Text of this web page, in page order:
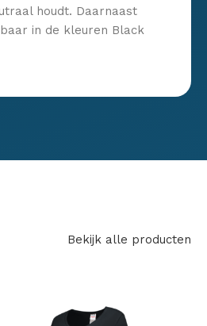
houdt. Daarnaast
in de kleuren Black
Bekijk alle producten